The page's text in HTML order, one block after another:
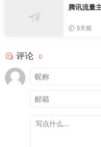
腾讯流量
5天前
评论 0